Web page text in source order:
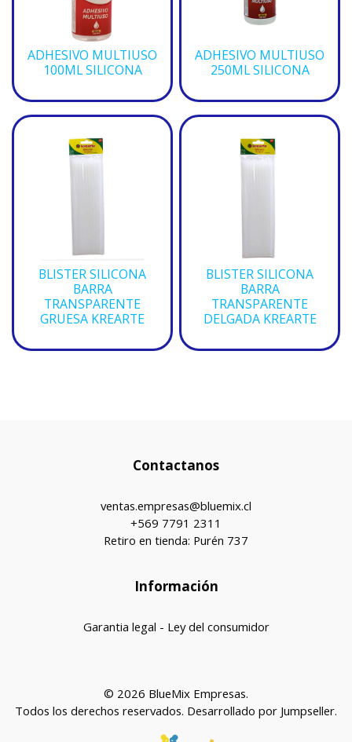
ADHESIVO MULTIUSO
100ML SILICONA
ADHESIVO MULTIUSO
250ML SILICONA
BLISTER SILICONA
BARRA
TRANSPARENTE
GRUESA KREARTE
BLISTER SILICONA
BARRA
TRANSPARENTE
DELGADA KREARTE
Contactanos
ventas.empresas@bluemix.cl
+569 7791 2311
Retiro en tienda: Purén 737
Información
Garantia legal - Ley del consumidor
© 2026 BlueMix Empresas.
Todos los derechos reservados. Desarrollado por Jumpseller.